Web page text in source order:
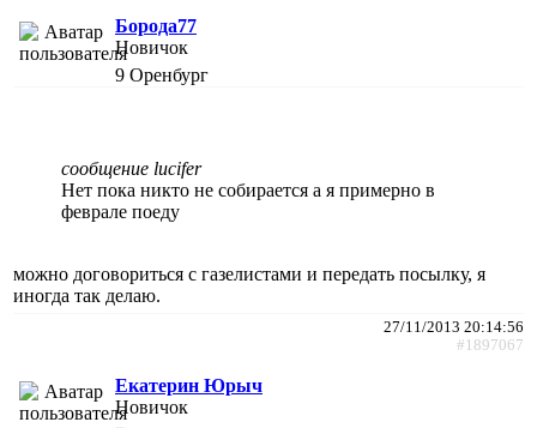
Борода77
Новичок
9 Оренбург
сообщение lucifer
Нет пока никто не собирается а я примерно в
феврале поеду
можно договориться с газелистами и передать посылку, я
иногда так делаю.
27/11/2013 20:14:56
#1897067
Екатерин Юрыч
Новичок